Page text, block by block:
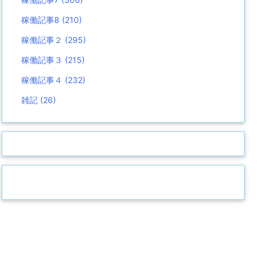
稼働記事8 (210)
稼働記事２ (295)
稼働記事３ (215)
稼働記事４ (232)
雑記 (26)